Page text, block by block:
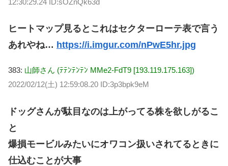
ヒートマップ見るとこれはセクターローテ表で言う
あれやね… https://i.imgur.com/nPwE5hr.jpg
383: 山師さん (ﾃﾃﾝﾃﾝﾃﾝ MMe2-FdT9 [193.119.175.163])
2022/02/12(土) 12:59:08.20 ID:3p3bpk9eM
ドッグさんが駄目なのは上がってる株を欲しがるこ
と
爆損モービルみたいにオワコン扱いされてるときに
仕込むことが大事